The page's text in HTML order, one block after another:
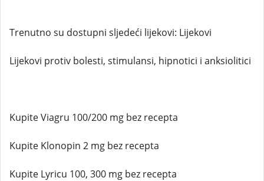
Trenutno su dostupni sljedeći lijekovi: Lijekovi
Lijekovi protiv bolesti, stimulansi, hipnotici i anksiolitici
Kupite Viagru 100/200 mg bez recepta
Kupite Klonopin 2 mg bez recepta
Kupite Lyricu 100, 300 mg bez recepta